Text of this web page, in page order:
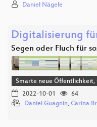
Daniel Nägele
Digitalisierung
Segen oder Fluch für
Smarte neue Öffentlichkeit,
2022-10-01
64
Daniel Guagnin, Carina